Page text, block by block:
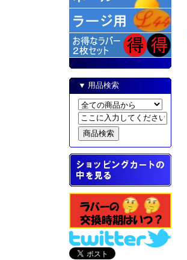
▼ 用品検索